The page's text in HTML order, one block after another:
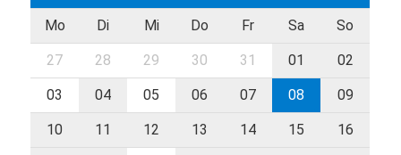
Mo Di Mi Do Fr Sa So
27 28 29 30 31 01 02
03 04 05 06 07 08 09
10 11 12 13 14 15 16